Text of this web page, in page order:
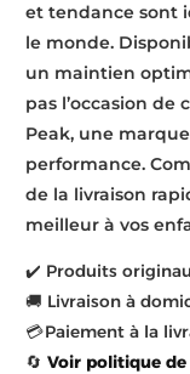
et tendance sont
le monde.
un maintien
pas l’occasion
Peak, une
performance.
de la livraison
meilleur à vos
✔️ Produits
🚚 Livraison à
💳 Paiement à la
🔄 Voir politique